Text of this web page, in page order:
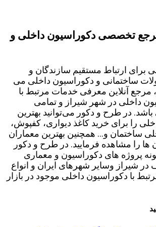
تخصصی دکوراسیون داخلی و
ارتباط مستقیم سازندگان و
ساختمانی و دکوراسیون داخلی می
مرجع آنلاین معرفی خدمات مرتبط با
داخلی در شهر شیراز و تمامی
در طرح و دکور می‌توانید بهترین
را برای خرید کاغذ دیواری، کفپوش،
ساختمان و... همچنین بهترین معماران
ها را مشاهده فرمایید. در طرح و دکور
پروژه های دکوراسیون و معماری
شیراز وسایر شهرهای ایران و انواع
با دکوراسیون داخلی موجود در بازار